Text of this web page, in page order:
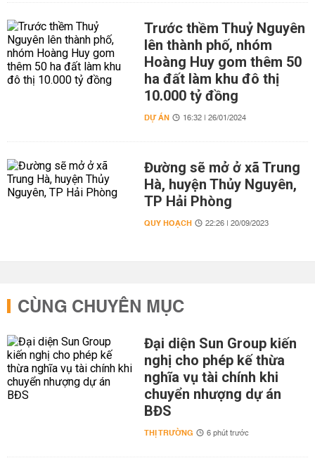
Trước thềm Thuỷ Nguyên
lên thành phố, nhóm
Hoàng Huy gom thêm 50
ha đất làm khu đô thị
10.000 tỷ đồng
DỰ ÁN 16:32 | 26/01/2024
Đường sẽ mở ở xã Trung
Hà, huyện Thủy Nguyên,
TP Hải Phòng
QUY HOẠCH 22:26 | 20/09/2023
CÙNG CHUYÊN MỤC
Đại diện Sun Group kiến
nghị cho phép kế thừa
nghĩa vụ tài chính khi
chuyển nhượng dự án
BĐS
THỊ TRƯỜNG 6 phút trước